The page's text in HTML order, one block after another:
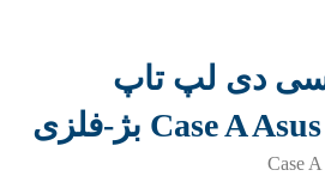
دی لپ تاپ
Case